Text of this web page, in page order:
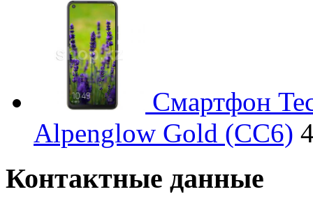
Смартфон
Alpenglow Gold (CC6)
Контактные данные